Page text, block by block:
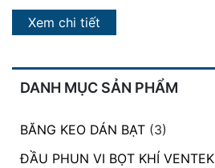
DANH MỤC SẢN PHẨM
BĂNG KEO DÁN BẠT (3)
ĐẦU PHUN VI BỌT KHÍ VENTEK
Xem chi tiết